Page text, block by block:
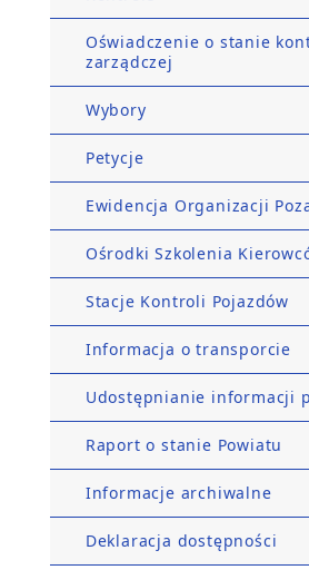
Oświadczenie o stanie
zarządczej
Wybory
Petycje
Ewidencja Organizacji
Ośrodki Szkolenia
Stacje Kontroli Pojazdów
Informacja o transporcie
Udostępnianie informacji
Raport o stanie Powiatu
Informacje archiwalne
Deklaracja dostępności